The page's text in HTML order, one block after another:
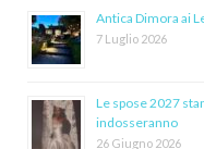
Antica Dimora ai
7 Luglio 2026
Le spose 2027
indosseranno
26 Giugno 2026